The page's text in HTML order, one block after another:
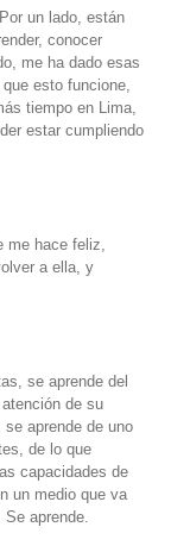
un lado, están
conocer
me ha dado esas
esto funcione,
tiempo en Lima,
estar cumpliendo
me hace feliz,
a ella, y
se aprende del
de su
aprende de uno
de lo que
capacidades de
un medio que va
aprende.